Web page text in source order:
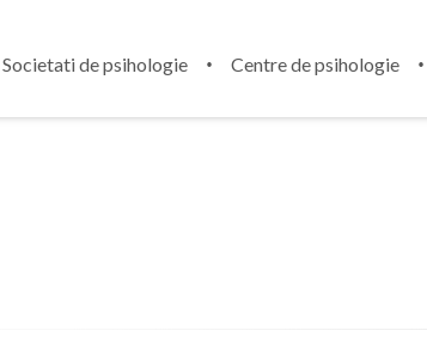
Societati de psihologie Centre de psihologie